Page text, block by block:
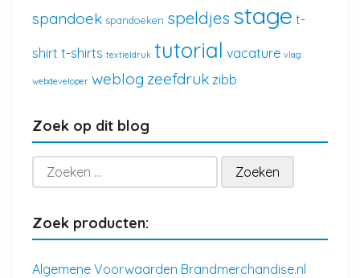
spandoek spandoeken speldjes stage t-
shirt t-shirts textieldruk tutorial vacature vlag
webdeveloper weblog zeefdruk zibb
Zoek op dit blog
Zoeken
naar:
Zoek producten:
Algemene Voorwaarden Brandmerchandise.nl